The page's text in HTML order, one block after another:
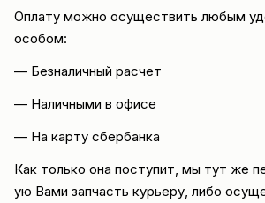
Оплату можно осуществить любым
особом:
— Безналичный расчет
— Наличными в офисе
— На карту сбербанка
Как только она поступит, мы тут же
ую Вами запчасть курьеру, либо